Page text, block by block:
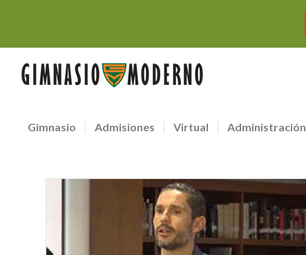
Gimnasio Admisiones Virtual Administración